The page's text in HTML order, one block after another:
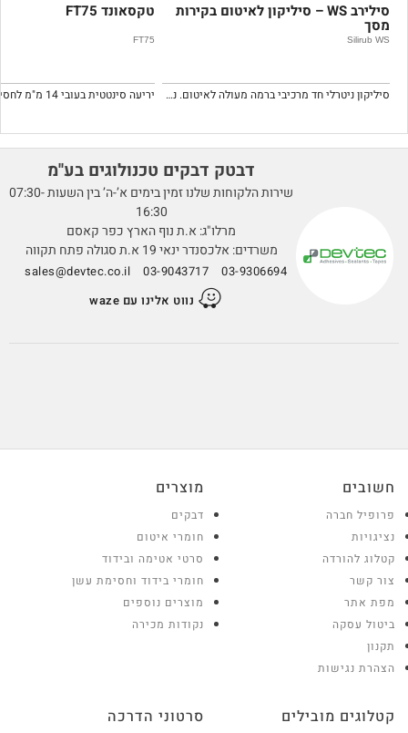
סילירב WS – סיליקון לאיטום בקירות
מסך
Silirub WS
סיליקון ניטרלי חד מרכיבי ברמה מעולה לאיטום. נטראלי, מאפשר שימוש על גבי מתכות ללא חשש לקורוזיה. קל מאוד לשימוש.
טקסאונד FT75
FT75
דבטק דבקים טכנולוגים בע''מ
שירות הלקוחות שלנו זמין בימים א’-ה’ בין השעות 07:30-
16:30
מרלו"ג: א.ת נוף הארץ כפר קאסם
משרדים: אלכסנדר ינאי 19 א.ת סגולה פתח תקווה
03-9306694
03-9043717
sales@devtec.co.il
נווט אלינו עם waze
חשובים
פרופיל חברה
נציגויות
קטלוג להורדה
צור קשר
מפת אתר
ביטול עסקה
תקנון
הצהרת נגישות
מוצרים
דבקים
חומרי איטום
סרטי אטימה ובידוד
חומרי בידוד וחסימת עשן
מוצרים נוספים
נקודות מכירה
קטלוגים מובילים סרטוני הדרכה